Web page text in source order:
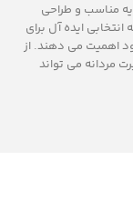
مناسب و طراحی
ایده‌ آل برای
اهمیت می‌ دهند. از
مردانه می ‌تواند